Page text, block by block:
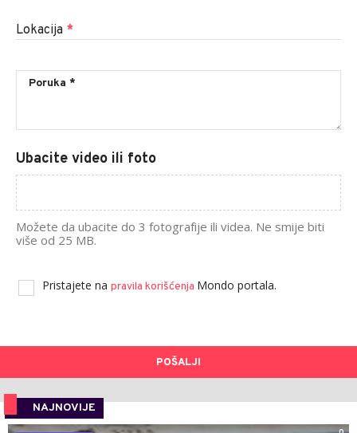
Lokacija *
Ubacite video ili foto
Možete da ubacite do 3 fotografije ili videa. Ne smije biti
više od 25 MB.
Pristajete na pravila korišćenja Mondo portala.
POŠALJI
NAJNOVIJE